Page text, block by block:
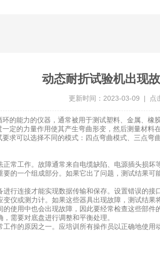
动态耐折试验机出现
更新时间：2023-03-09 | 点
能力的仪器，通常被用于测试塑料、金属、橡
的力量作用使其产生弯曲形变，然后测量材料
可以选择不同的模式：四点弯曲模式、三点弯
工作。故障通常来自电缆缺陷、电源插头损坏
一个组成部分。如果它出了问题，测试结果可
连接才能实现数据传输和保存。设置错误的接
或测力计。如果这些器具出现故障，测试结果
用中也会出现故障，因此要经常检查这些部件
需要对底盘进行调整和平衡处理。
的原因之一。应培训所有操作员以正确地使用